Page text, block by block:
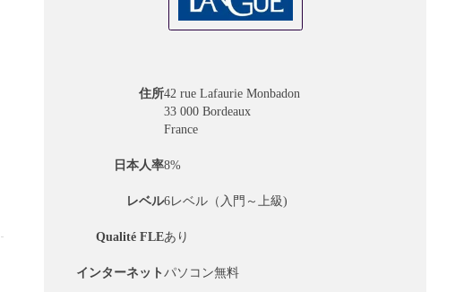
住所42 rue Lafaurie Monbadon
33 000 Bordeaux
France
日本人率8%
レベル6レベル（入門～上級)
Qualité FLEあり
インターネット パソコン無料